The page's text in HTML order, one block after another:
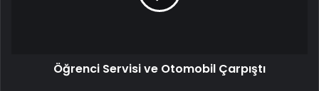
Öğrenci Servisi ve Otomobil Çarpıştı